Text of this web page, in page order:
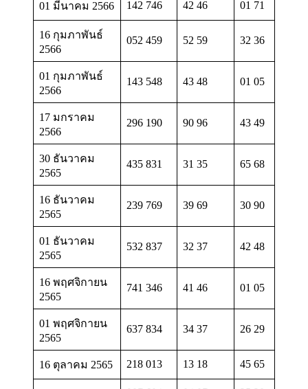
01 มีนาคม 2566 142 746 42 46 01 71
16 กุมภาพันธ์
2566
052 459 52 59 32 36
01 กุมภาพันธ์
2566
143 548 43 48 01 05
17 มกราคม
2566
296 190 90 96 43 49
30 ธันวาคม
2565
435 831 31 35 65 68
16 ธันวาคม
2565
239 769 39 69 30 90
01 ธันวาคม
2565
532 837 32 37 42 48
16 พฤศจิกายน
2565
741 346 41 46 01 05
01 พฤศจิกายน
2565
637 834 34 37 26 29
16 ตุลาคม 2565 218 013 13 18 45 65